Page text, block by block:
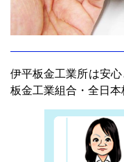
伊平板金工業所は安
板金工業組合・全日本